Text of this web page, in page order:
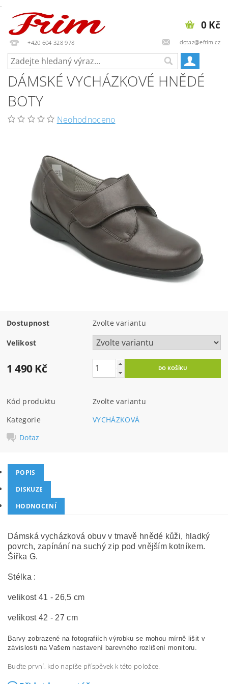
.
+420 604 328 978 dotaz@efrim.cz
0 Kč
DÁMSKÉ VYCHÁZKOVÉ HNĚDÉ
BOTY
Neohodnoceno
Dostupnost Zvolte variantu
Velikost
1 490 Kč
Kód produktu
Zvolte variantu
Kategorie
VYCHÁZKOVÁ
Dotaz
POPIS
DISKUZE
HODNOCENÍ
Dámská vycházková obuv v tmavě hnědé kůži, hladký
povrch, zapínání na suchý zip pod vnějším kotníkem.
Šířka G.
Stélka :
velikost 41 - 26,5 cm
velikost 42 - 27 cm
Barvy zobrazené na fotografiích výrobku se mohou mírně lišit v
závislosti na Vašem nastavení barevného rozlišení monitoru.
Buďte první, kdo napíše příspěvek k této položce.